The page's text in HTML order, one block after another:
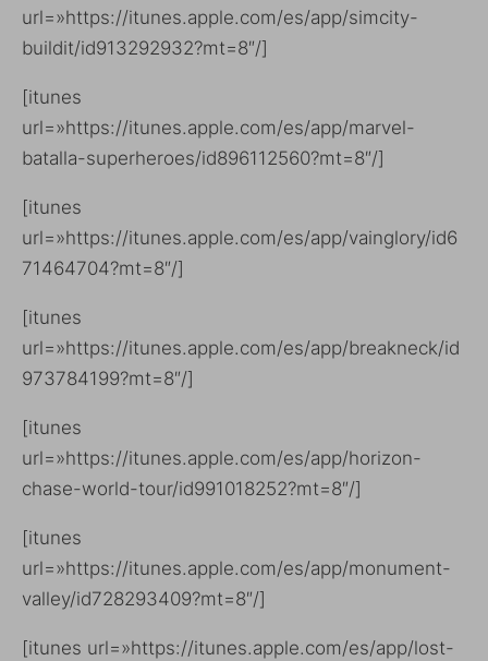
url=»https://itunes.apple.com/es/app/simcity-
buildit/id913292932?mt=8″/]
[itunes
url=»https://itunes.apple.com/es/app/marvel-
batalla-superheroes/id896112560?mt=8″/]
[itunes
url=»https://itunes.apple.com/es/app/vainglory/id6
71464704?mt=8″/]
[itunes
url=»https://itunes.apple.com/es/app/breakneck/id
973784199?mt=8″/]
[itunes
url=»https://itunes.apple.com/es/app/horizon-
chase-world-tour/id991018252?mt=8″/]
[itunes
url=»https://itunes.apple.com/es/app/monument-
valley/id728293409?mt=8″/]
[itunes url=»https://itunes.apple.com/es/app/lost-